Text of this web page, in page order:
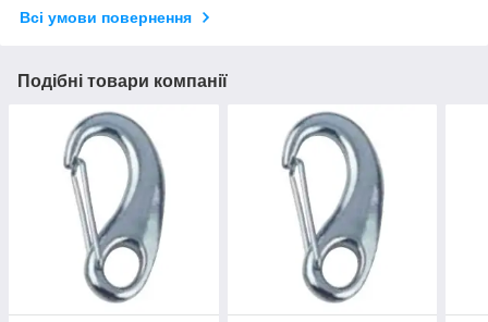
Всі умови повернення
Подібні товари компанії